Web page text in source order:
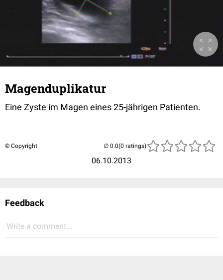
Magenduplikatur
Eine Zyste im Magen eines 25-jährigen Patienten.
© Copyright
06.10.2013
(0 ratings)
Feedback
Write a comment...